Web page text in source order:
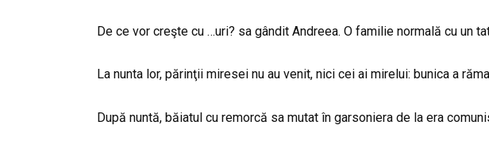
De ce vor creşte cu …uri? sa gândit Andreea. O familie normală cu un
La nunta lor, părinţii miresei nu au venit, nici cei ai mirelui: bunica a
După nuntă, băiatul cu remorcă sa mutat în garsoniera de la era